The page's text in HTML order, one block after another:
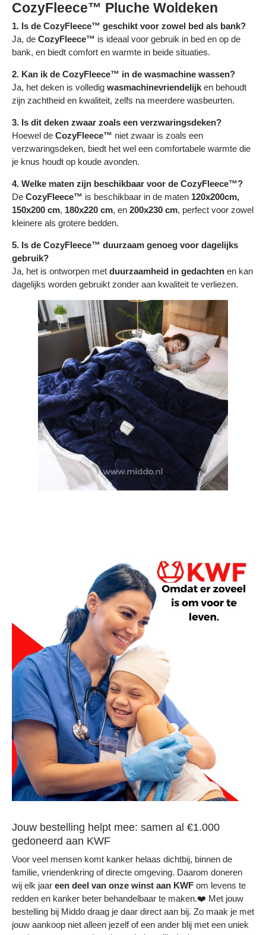
CozyFleece™ Pluche Woldeken
1. Is de CozyFleece™ geschikt voor zowel bed als bank?
Ja, de CozyFleece™ is ideaal voor gebruik in bed en op de
bank, en biedt comfort en warmte in beide situaties.
2. Kan ik de CozyFleece™ in de wasmachine wassen?
Ja, het deken is volledig wasmachinevriendelijk en behoudt
zijn zachtheid en kwaliteit, zelfs na meerdere wasbeurten.
3. Is dit deken zwaar zoals een verzwaringsdeken?
Hoewel de CozyFleece™ niet zwaar is zoals een
verzwaringsdeken, biedt het wel een comfortabele warmte die
je knus houdt op koude avonden.
4. Welke maten zijn beschikbaar voor de CozyFleece™?
De CozyFleece™ is beschikbaar in de maten 120x200cm,
150x200 cm, 180x220 cm, en 200x230 cm, perfect voor zowel
kleinere als grotere bedden.
5. Is de CozyFleece™ duurzaam genoeg voor dagelijks
gebruik?
Ja, het is ontworpen met duurzaamheid in gedachten en kan
dagelijks worden gebruikt zonder aan kwaliteit te verliezen.
Jouw bestelling helpt mee: samen al €1.000
gedoneerd aan KWF
Voor veel mensen komt kanker helaas dichtbij, binnen de
familie, vriendenkring of directe omgeving. Daarom doneren
wij elk jaar een deel van onze winst aan KWF om levens te
redden en kanker beter behandelbaar te maken.❤️ Met jouw
bestelling bij Middo draag je daar direct aan bij. Zo maak je met
jouw aankoop niet alleen jezelf of een ander blij met een uniek